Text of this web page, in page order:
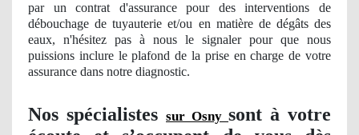
par un contrat d'assurance pour des interventions de
débouchage de tuyauterie et/ou en matière de dégâts des
eaux, n'hésitez pas à nous le signaler pour que nous
puissions inclure le plafond de la prise en charge de votre
assurance dans notre diagnostic.
Nos spécialistes sur Osny sont à votre